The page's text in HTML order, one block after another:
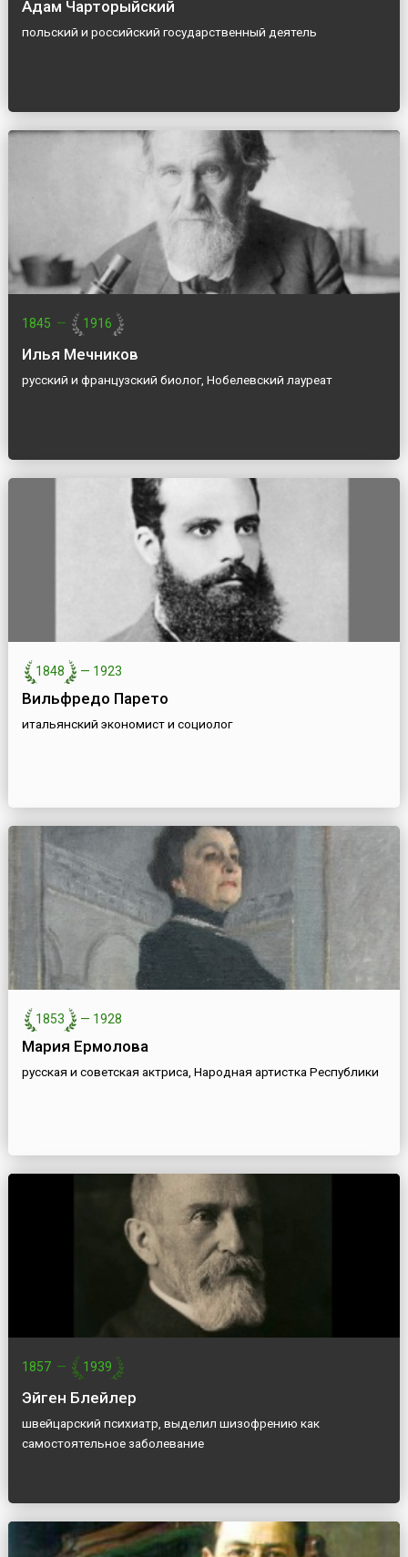
Адам Чарторыйский
польский и российский государственный деятель
1845 — 1916
Илья Мечников
русский и французский биолог, Нобелевский лауреат
1848 — 1923
Вильфредо Парето
итальянский экономист и социолог
1853 — 1928
Мария Ермолова
русская и советская актриса, Народная артистка Республики
1857 — 1939
Эйген Блейлер
швейцарский психиатр, выделил шизофрению как
самостоятельное заболевание